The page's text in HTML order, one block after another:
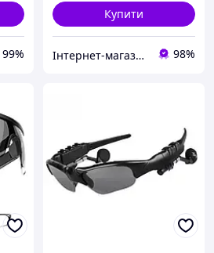
99%
Купити
Інтернет-магазин "inKin" 98%